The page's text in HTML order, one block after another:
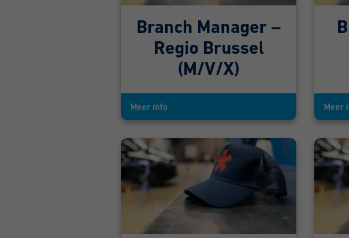
Branch Manager –
Regio Brussel
(M/V/X)
Meer info Meer